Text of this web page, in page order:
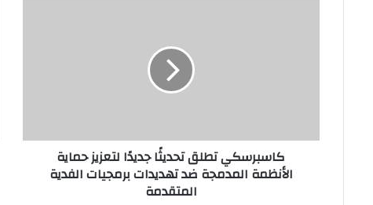
ضد
برمجيات
كاسبرسكي تطلق تحديثًا جديدًا لتعزيز حماية
الأنظمة المدمجة ضد تهديدات برمجيات الفدية
المتقدمة